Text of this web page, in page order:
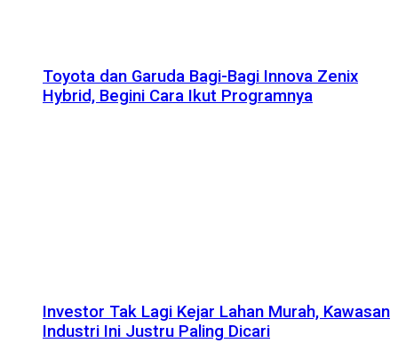
Toyota dan Garuda Bagi-Bagi Innova Zenix
Hybrid, Begini Cara Ikut Programnya
Investor Tak Lagi Kejar Lahan Murah, Kawasan
Industri Ini Justru Paling Dicari